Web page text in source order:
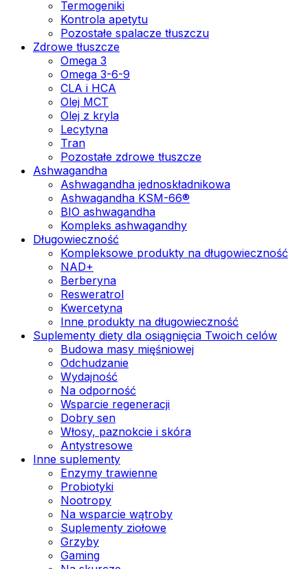
Termogeniki
Kontrola apetytu
Pozostałe spalacze tłuszczu
Zdrowe tłuszcze
Omega 3
Omega 3-6-9
CLA i HCA
Olej MCT
Olej z kryla
Lecytyna
Tran
Pozostałe zdrowe tłuszcze
Ashwagandha
Ashwagandha jednoskładnikowa
Ashwagandha KSM-66®
BIO ashwagandha
Kompleks ashwagandhy
Długowieczność
Kompleksowe produkty na długowieczność
NAD+
Berberyna
Resweratrol
Kwercetyna
Inne produkty na długowieczność
Suplementy diety dla osiągnięcia Twoich celów
Budowa masy mięśniowej
Odchudzanie
Wydajność
Na odporność
Wsparcie regeneracji
Dobry sen
Włosy, paznokcie i skóra
Antystresowe
Inne suplementy
Enzymy trawienne
Probiotyki
Nootropy
Na wsparcie wątroby
Suplementy ziołowe
Grzyby
Gaming